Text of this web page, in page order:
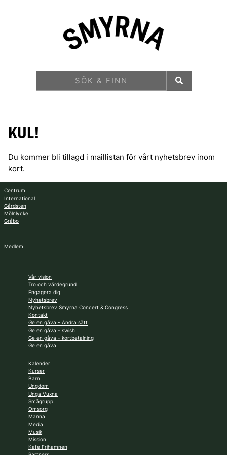
KUL!
Du kommer bli tillagd i maillistan för vårt nyhetsbrev inom
kort.
Centrum
International
Gårdsten
Mölnlycke
Gråbo
Medlem
Vår vision
Tro och värdegrund
Engagera dig
Nyhetsbrev
Nyhetsbrev Smyrna Concert & Congress
Kontakt
Ge en gåva - Andra sätt
Ge en gåva - swish
Ge en gåva - kortbetalning
Ge en gåva
Kalender
Kurser
Barn
Ungdom
Unga Vuxna
Smågrupp
Omsorg
Manna
Media
Musik
Mission
Kafe Frihamnen